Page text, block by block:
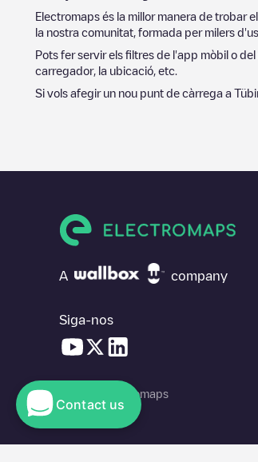
Electromaps és la millor manera de trobar
la nostra comunitat, formada per milers
Pots fer servir els filtres de l'app mòbil o
carregador, la ubicació, etc.
Si vols afegir un nou punt de càrrega a
A company
Siga-nos
© 2026 Electromaps
Contact us